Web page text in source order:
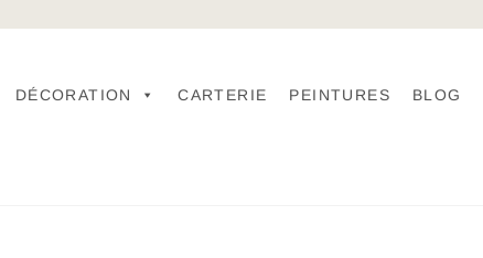
DÉCORATION CARTERIE PEINTURES BLOG